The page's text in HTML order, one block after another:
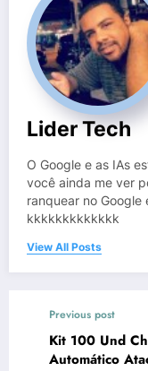
Lider Tech
O Google e as IAs
você ainda me ver
ranquear no
kkkkkkkkkkkkk
View All Posts
Previous post
Kit 100 Und
Automático